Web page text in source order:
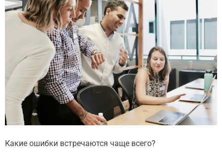
Какие ошибки встречаются чаще всего?